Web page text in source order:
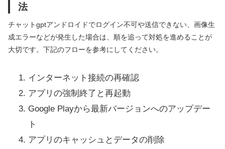
法
チャットgptアンドロイドでログイン不可や送信できない、画像生
成エラーなどが発生した場合は、順を追って対処を進めることが
大切です。下記のフローを参考にしてください。
インターネット接続の再確認
アプリの強制終了と再起動
Google Playから最新バージョンへのアップデー
ト
アプリのキャッシュとデータの削除